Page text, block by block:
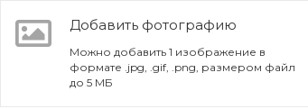
Добавить фотографию
Можно добавить 1 изображение в
формате .jpg, .gif, .png, размером файл
до 5 МБ